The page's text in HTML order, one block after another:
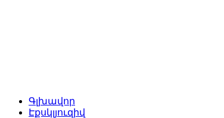
Գլխավոր
Էքսկլյուզիվ